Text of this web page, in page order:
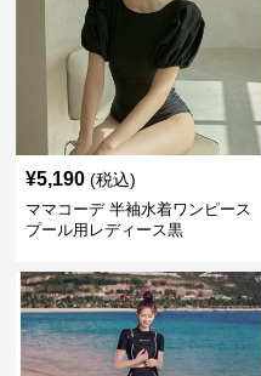
¥5,190 (税込)
ママコーデ 半袖水着ワンピース
プール用レディース黒